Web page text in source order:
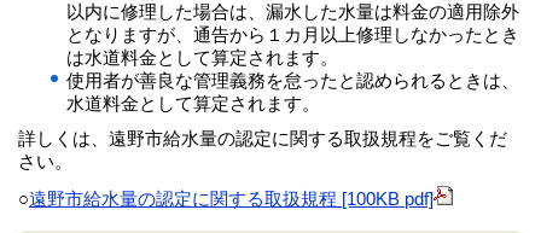
以内に修理した場合は、漏水した水量は料金の適用除外
となりますが、通告から１カ月以上修理しなかったとき
は水道料金として算定されます。
使用者が善良な管理義務を怠ったと認められるときは、
水道料金として算定されます。
詳しくは、遠野市給水量の認定に関する取扱規程をご覧くだ
さい。
○遠野市給水量の認定に関する取扱規程 [100KB pdf]